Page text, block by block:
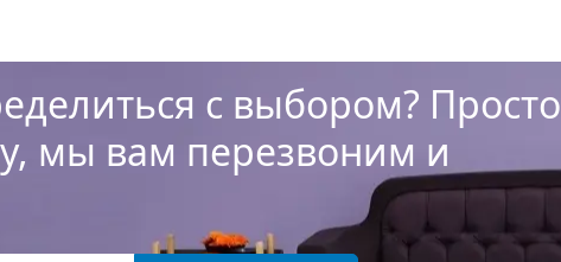
с выбором? Просто
мы вам перезвоним и